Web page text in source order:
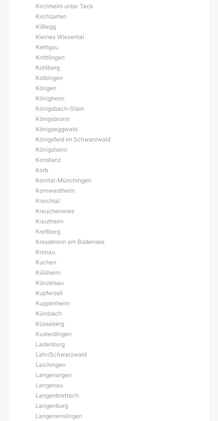
Kirchheim unter Teck
Kirchzarten
Kißlegg
Kleines Wiesental
Klettgau
Knittlingen
Kohlberg
Kolbingen
Köngen
Königheim
Königsbach-Stein
Königsbronn
Königseggwald
Königsfeld im Schwarzwald
Königsheim
Konstanz
Korb
Korntal-Münchingen
Kornwestheim
Kraichtal
Krauchenwies
Krautheim
Kreßberg
Kressbronn am Bodensee
Kronau
Kuchen
Külsheim
Künzelsau
Kupferzell
Kuppenheim
Kürnbach
Küssaberg
Kusterdingen
Ladenburg
Lahr/Schwarzwald
Laichingen
Langenargen
Langenau
Langenbrettach
Langenburg
Langenenslingen